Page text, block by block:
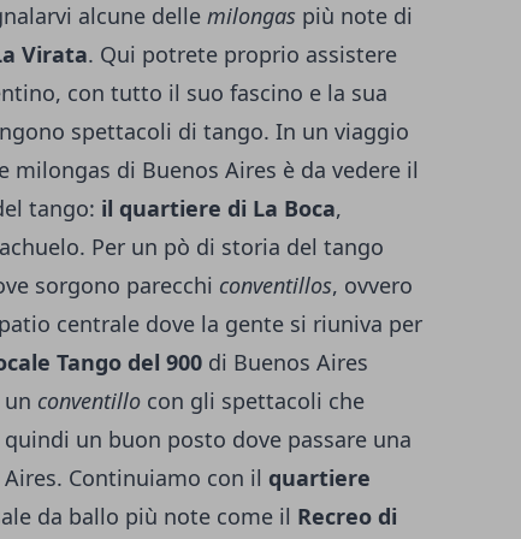
alcune delle milongas più note di
Virata. Qui potrete proprio assistere
con tutto il suo fascino e la sua
spettacoli di tango. In un viaggio
di Buenos Aires è da vedere il
tango: il quartiere di La Boca,
Per un pò di storia del tango
sorgono parecchi conventillos, ovvero
centrale dove la gente si riuniva per
Tango del 900 di Buenos Aires
conventillo con gli spettacoli che
un buon posto dove passare una
Continuiamo con il quartiere
da ballo più note come il Recreo di